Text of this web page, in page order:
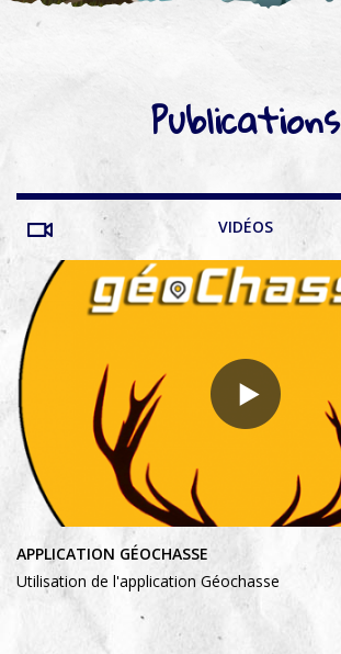
Publications
VIDÉOS
APPLICATION GÉOCHASSE
Utilisation de l'application Géochasse